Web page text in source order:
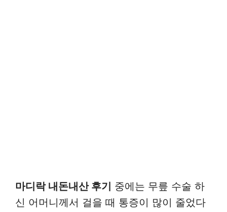
마디락 내돈내산 후기 중에는 무릎 수술 하
신 어머니께서 걸을 때 통증이 많이 줄었다